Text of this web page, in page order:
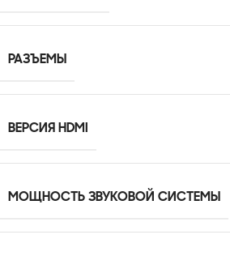
РАЗЪЕМЫ
ВЕРСИЯ HDMI
МОЩНОСТЬ ЗВУКОВОЙ СИСТЕМЫ